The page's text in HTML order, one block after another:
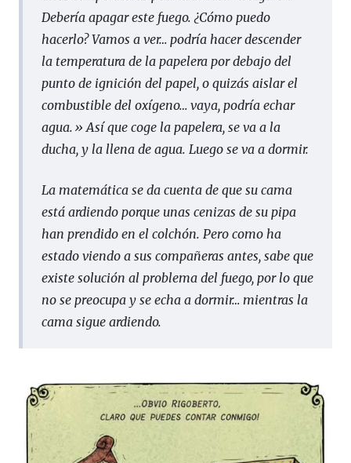
Debería apagar este fuego. ¿Cómo puedo
hacerlo? Vamos a ver… podría hacer descender
la temperatura de la papelera por debajo del
punto de ignición del papel, o quizás aislar el
combustible del oxígeno… vaya, podría echar
agua.» Así que coge la papelera, se va a la
ducha, y la llena de agua. Luego se va a dormir.
La matemática se da cuenta de que su cama
está ardiendo porque unas cenizas de su pipa
han prendido en el colchón. Pero como ha
estado viendo a sus compañeras antes, sabe que
existe solución al problema del fuego, por lo que
no se preocupa y se echa a dormir… mientras la
cama sigue ardiendo.